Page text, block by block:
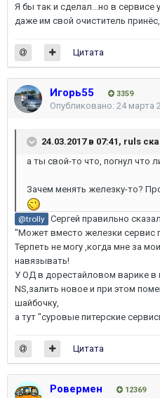
Я бы так и сделал...но в сервисе
даже им свой очиститель
Цитата
Игорь55 3359
Опубликовано: 24 марта
24.03.2017 в 07:41, ruls
а ты свой-то что, погнул что
Зачем менять железку-то?
@trolly Сергей правильно
"Может вместо железки сервис
Терпеть не могу ,когда мне за
навязывать!
У ОД в дорестайловом варике в
NS,залить новое и при этом
шайбочку,
а тут "суровые питерские
Цитата
Ровермен 12369